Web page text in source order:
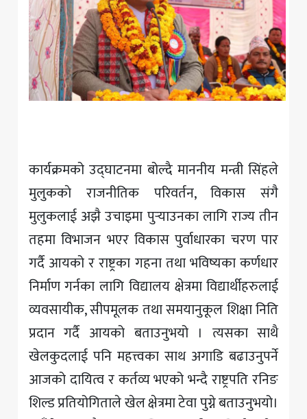
कार्यक्रमको उद्घाटनमा बोल्दै माननीय मन्त्री सिंहले
मुलुककाे राजनीतिक परिवर्तन, विकास संगै
मुलुकलाई अझै उचाइमा पुर्‍याउनका लागि राज्य तीन
तहमा विभाजन भएर विकास पुर्वाधारका चरण पार
गर्दै आयको र राष्ट्रका गहना तथा भविष्यका कर्णधार
निर्माण गर्नका लागि विद्यालय क्षेत्रमा विद्यार्थीहरुलाई
व्यवसायीक, सीपमूलक तथा समयानुकूल शिक्षा निति
प्रदान गर्दै आयको बताउनुभयो । त्यसका साथै
खेलकुदलाई पनि महत्त्वका साथ अगाडि बढाउनुपर्ने
आजको दायित्व र कर्तव्य भएको भन्दै राष्ट्रपति रनिङ
शिल्ड प्रतियोगिताले खेल क्षेत्रमा टेवा पुग्ने बताउनुभयो।